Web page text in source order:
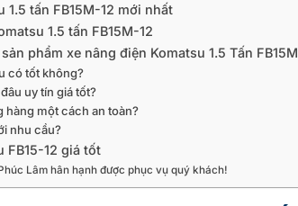
1.5 tấn FB15M-12 mới nhất
1.5 tấn FB15M-12
phẩm xe nâng điện Komatsu 1.5 Tấn
có tốt không?
uy tín giá tốt?
hàng một cách an toàn?
nhu cầu?
FB15-12 giá tốt
Lâm hân hạnh được phục vụ quý khách!